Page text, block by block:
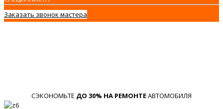
Заказать звонок мастера
СЭКОНОМЬТЕ ДО 30% НА РЕМОНТЕАВТОМОБИЛЯ